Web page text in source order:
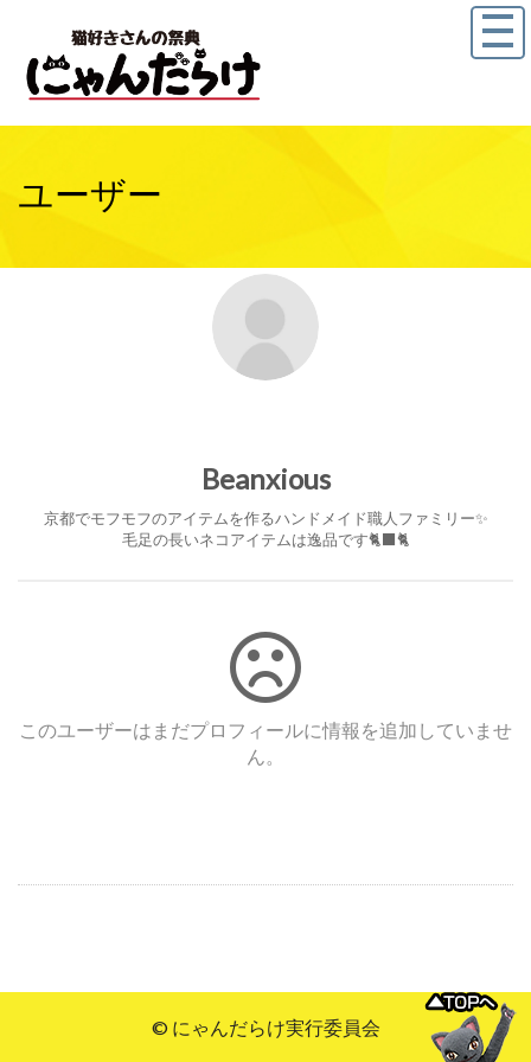
ユーザー
Beanxious
京都でモフモフのアイテムを作るハンドメイド職人ファミリー✨
毛足の長いネコアイテムは逸品です🐈‍⬛🐈
このユーザーはまだプロフィールに情報を追加していませ
ん。
© にゃんだらけ実行委員会